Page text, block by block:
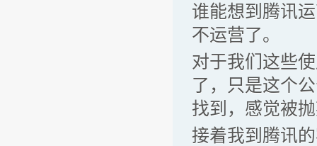
谁能想到腾讯
不运营了。
对于我们这些
了，只是这个
找到，感觉被
接着我到腾讯